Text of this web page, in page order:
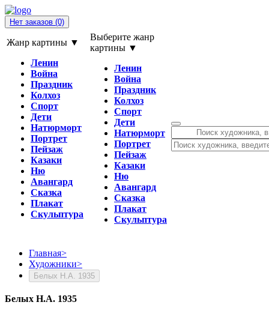
Нет заказов (0)
Жанр картины ▼
Ленин
Война
Праздник
Колхоз
Спорт
Дети
Натюрморт
Портрет
Пейзаж
Казаки
Ню
Авангард
Сказка
Плакат
Скульптура
Выберите жанр
картины ▼
Ленин
Война
Праздник
Колхоз
Спорт
Дети
Натюрморт
Портрет
Пейзаж
Казаки
Ню
Авангард
Сказка
Плакат
Скульптура
Главная>
Художники>
Белых Н.А. 1935
Белых Н.А. 1935